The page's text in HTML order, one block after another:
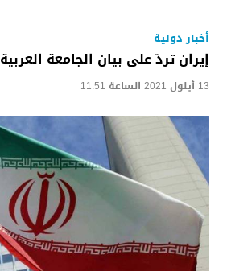
أخبار دولية
إيران تردّ على بيان الجامعة العربية
13 أيلول 2021 الساعة 11:51